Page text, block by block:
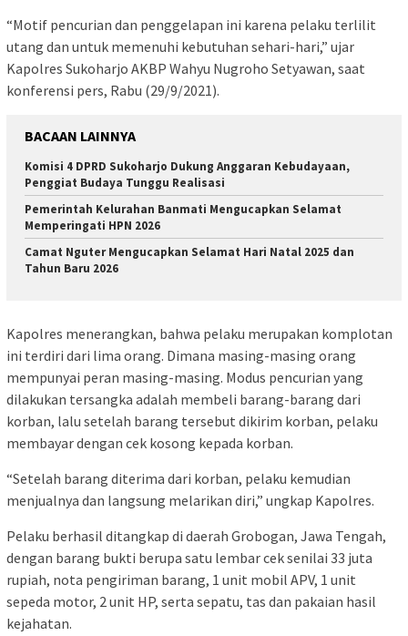
“Motif pencurian dan penggelapan ini karena pelaku terlilit
utang dan untuk memenuhi kebutuhan sehari-hari,” ujar
Kapolres Sukoharjo AKBP Wahyu Nugroho Setyawan, saat
konferensi pers, Rabu (29/9/2021).
BACAAN LAINNYA
Komisi 4 DPRD Sukoharjo Dukung Anggaran Kebudayaan,
Penggiat Budaya Tunggu Realisasi
Pemerintah Kelurahan Banmati Mengucapkan Selamat
Memperingati HPN 2026
Camat Nguter Mengucapkan Selamat Hari Natal 2025 dan
Tahun Baru 2026
Kapolres menerangkan, bahwa pelaku merupakan komplotan
ini terdiri dari lima orang. Dimana masing-masing orang
mempunyai peran masing-masing. Modus pencurian yang
dilakukan tersangka adalah membeli barang-barang dari
korban, lalu setelah barang tersebut dikirim korban, pelaku
membayar dengan cek kosong kepada korban.
“Setelah barang diterima dari korban, pelaku kemudian
menjualnya dan langsung melarikan diri,” ungkap Kapolres.
Pelaku berhasil ditangkap di daerah Grobogan, Jawa Tengah,
dengan barang bukti berupa satu lembar cek senilai 33 juta
rupiah, nota pengiriman barang, 1 unit mobil APV, 1 unit
sepeda motor, 2 unit HP, serta sepatu, tas dan pakaian hasil
kejahatan.